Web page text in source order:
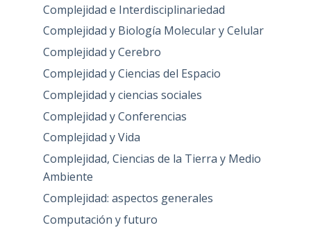
Complejidad e Interdisciplinariedad
Complejidad y Biología Molecular y Celular
Complejidad y Cerebro
Complejidad y Ciencias del Espacio
Complejidad y ciencias sociales
Complejidad y Conferencias
Complejidad y Vida
Complejidad, Ciencias de la Tierra y Medio
Ambiente
Complejidad: aspectos generales
Computación y futuro